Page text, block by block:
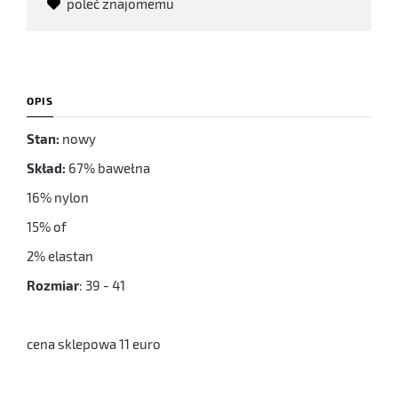
poleć znajomemu
OPIS
Stan: nowy
Skład: 67% bawełna
16% nylon
15% of
2% elastan
Rozmiar: 39 - 41
cena sklepowa 11 euro